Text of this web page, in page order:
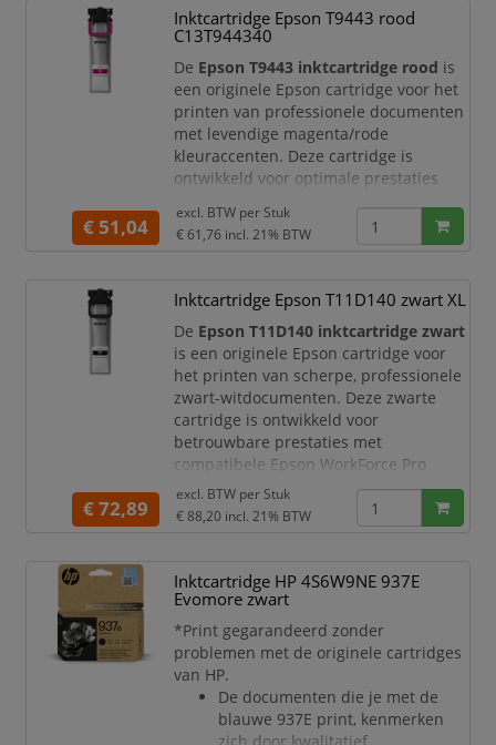
printprestaties.
Met de originele Brother LC-985BK
inktcar
Inktcartridge Epson T9443 rood
C13T944340
De Epson T9443 inktcartridge rood is
een originele Epson cartridge voor het
printen van professionele documenten
met levendige magenta/rode
kleuraccenten. Deze cartridge is
ontwikkeld voor optimale prestaties
levert betrouwbare afdrukkwaliteit voor
dagelijks en zakelijk printgebruik.
van probleemloos printen, consistente
resultaten en een uitstekende
€ 51,04
excl. BTW per Stuk
€ 61,76 incl. 21% BTW
Inktcartridge Epson T11D140 zwart XL
De Epson T11D140 inktcartridge zwart
is een originele Epson cartridge voor
het printen van scherpe, professionele
zwart-witdocumenten. Deze zwarte
cartridge is ontwikkeld voor
betrouwbare prestaties met
compatibele Epson WorkForce Pro
printers en is ideaal voor zakelijk
gebruik met grotere printvolumes.
afdrukken. Epson-inkten en Epson-
papier zijn speci
€ 72,89
excl. BTW per Stuk
€ 88,20 incl. 21% BTW
Inktcartridge HP 4S6W9NE 937E
Evomore zwart
*Print gegarandeerd zonder
problemen met de originele cartridges
van HP.
De documenten die je met de
blauwe 937E print, kenmerken